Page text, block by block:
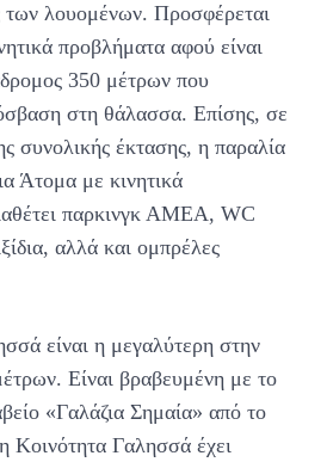
των λουομένων. Προσφέρεται
προβλήματα αφού είναι
350 μέτρων που
στη θάλασσα. Επίσης, σε
συνολικής έκτασης, η παραλία
Άτομα με κινητικά
παρκινγκ ΑΜΕΑ, WC
αλλά και ομπρέλες
είναι η μεγαλύτερη στην
Είναι βραβευμένη με το
«Γαλάζια Σημαία» από το
Κοινότητα Γαλησσά έχει